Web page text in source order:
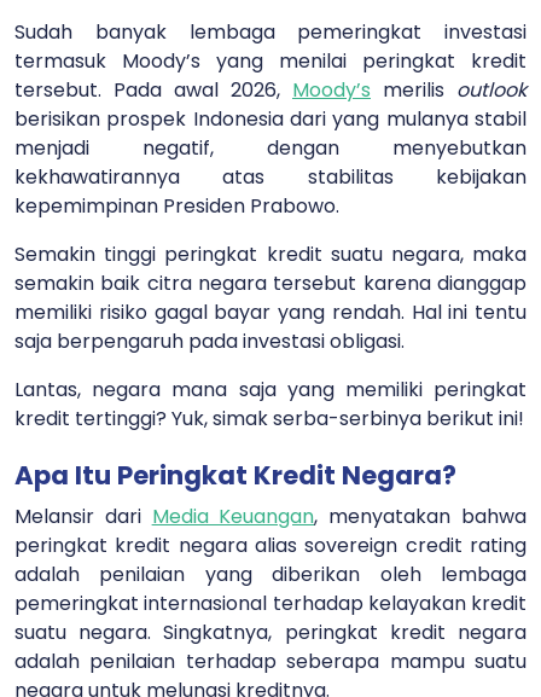
Sudah banyak lembaga pemeringkat investasi
termasuk Moody’s yang menilai peringkat kredit
tersebut. Pada awal 2026, Moody’s merilis outlook
berisikan prospek Indonesia dari yang mulanya stabil
menjadi negatif, dengan menyebutkan
kekhawatirannya atas stabilitas kebijakan
kepemimpinan Presiden Prabowo.
Semakin tinggi peringkat kredit suatu negara, maka
semakin baik citra negara tersebut karena dianggap
memiliki risiko gagal bayar yang rendah. Hal ini tentu
saja berpengaruh pada investasi obligasi.
Lantas, negara mana saja yang memiliki peringkat
kredit tertinggi? Yuk, simak serba-serbinya berikut ini!
Apa Itu Peringkat Kredit Negara?
Melansir dari Media Keuangan, menyatakan bahwa
peringkat kredit negara alias sovereign credit rating
adalah penilaian yang diberikan oleh lembaga
pemeringkat internasional terhadap kelayakan kredit
suatu negara. Singkatnya, peringkat kredit negara
adalah penilaian terhadap seberapa mampu suatu
negara untuk melunasi kreditnya.